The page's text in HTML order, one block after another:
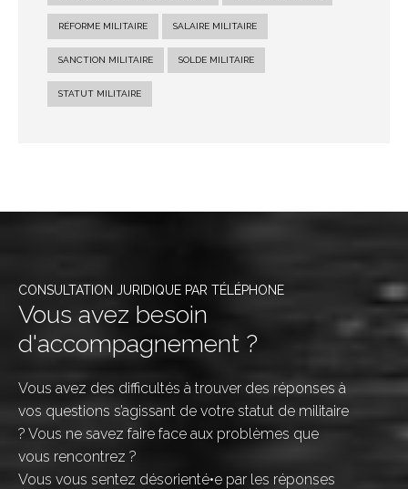
RÉFORME MILITAIRE SALAIRE MILITAIRE
SANCTION MILITAIRE SOLDE MILITAIRE
STATUT MILITAIRE
CONSULTATION JURIDIQUE PAR TÉLÉPHONE
Vous avez besoin
d'accompagnement ?
Vous avez des difficultés à trouver des réponses à
vos questions s’agissant de votre statut de militaire
? Vous ne savez faire face aux problèmes que
vous rencontrez ?
Vous vous sentez désorienté•e par les réponses